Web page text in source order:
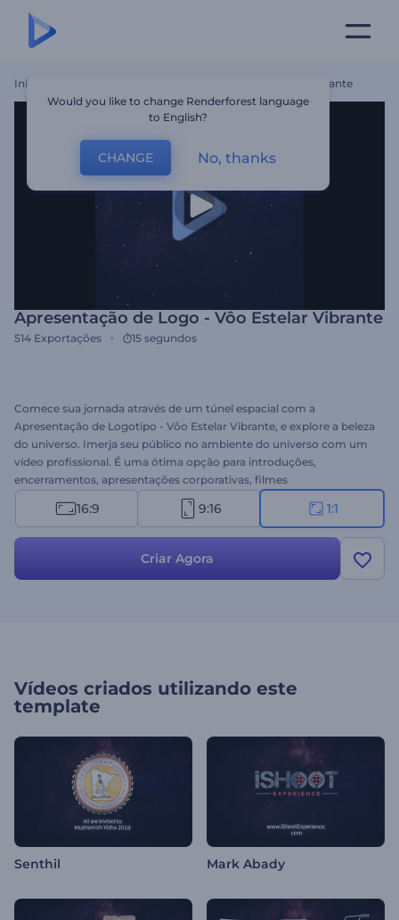
Início Apresentação De Logo - Vôo Estelar Vibrante
Apresentação de Logo - Vôo Estelar Vibrante
514 Exportações 15 segundos
Comece sua jornada através de um túnel espacial com a
Apresentação de Logotipo - Vôo Estelar Vibrante, e explore a beleza
do universo. Imerja seu público no ambiente do universo com um
vídeo profissional. É uma ótima opção para introduções,
encerramentos, apresentações corporativas, filmes
cinematográficos e muito mais. Experimente grátis!
16:9 9:16 1:1
Criar Agora
Vídeos criados utilizando este
template
Senthil Mark Abady
Would you like to change Renderforest language
to English?
CHANGE No, thanks